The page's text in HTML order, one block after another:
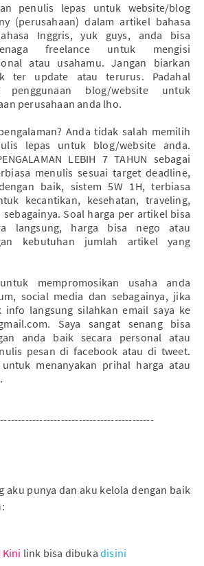
penulis lepas untuk website/blog
(perusahaan) dalam artikel bahasa
Inggris, yuk guys, anda bisa
freelance untuk mengisi
atau usahamu. Jangan biarkan
ter update atau terurus. Padahal
penggunaan blog/website untuk
perusahaan anda lho.
Anda tidak salah memilih
lepas untuk blog/website anda.
LEBIH 7 TAHUN sebagai
menulis sesuai target deadline,
baik, sistem 5W 1H, terbiasa
kecantikan, kesehatan, traveling,
Soal harga per artikel bisa
langsung, harga bisa nego atau
kebutuhan jumlah artikel yang
mempromosikan usaha anda
social media dan sebagainya, jika
langsung silahkan email saya ke
Saya sangat senang bisa
anda baik secara personal atau
pesan di facebook atau di tweet.
menanyakan prihal harga atau
aku punya dan aku kelola dengan baik
Kini link bisa dibukadisini